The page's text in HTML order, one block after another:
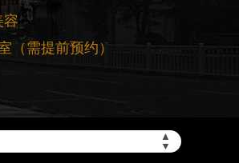
容
（需提前预约）
▲
▼